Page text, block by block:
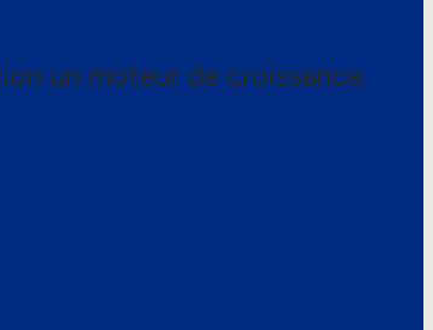
un moteur de croissance.